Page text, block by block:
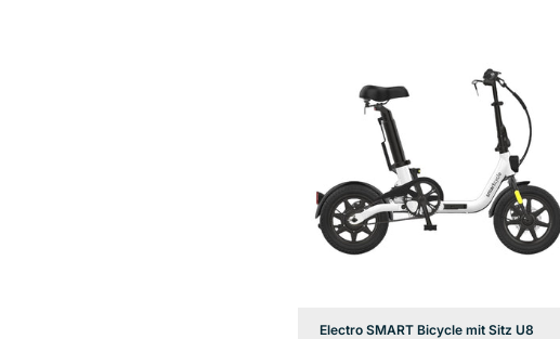
Electro SMART Bicycle mit Sitz U8